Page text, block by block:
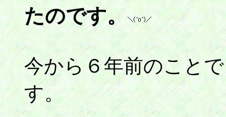
たのです。
今から６年前のことで